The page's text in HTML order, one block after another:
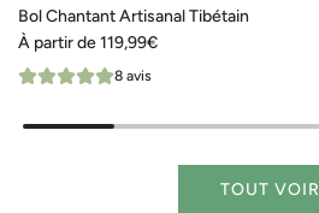
Bol Chantant Artisanal Tibétain
À partir de119,99€
8 avis
TOUT VOIR